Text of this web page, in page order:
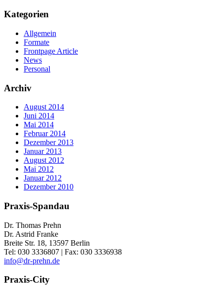
Kategorien
Allgemein
Formate
Frontpage Article
News
Personal
Archiv
August 2014
Juni 2014
Mai 2014
Februar 2014
Dezember 2013
Januar 2013
August 2012
Mai 2012
Januar 2012
Dezember 2010
Praxis-Spandau
Dr. Thomas Prehn
Dr. Astrid Franke
Breite Str. 18, 13597 Berlin
Tel: 030 3336807 | Fax: 030 3336938
info@dr-prehn.de
Praxis-City